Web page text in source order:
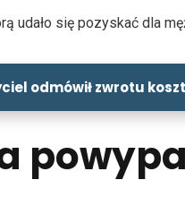
udało się pozyskać dla
odmówił zwrotu